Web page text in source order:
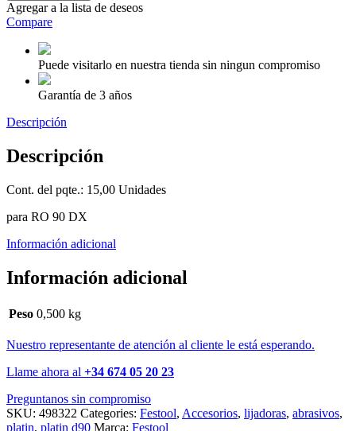
Agregar a la lista de deseos
Compare
Puede visitarlo en nuestra tienda sin ningun compromiso
Garantía de 3 años
Descripción
Descripción
Cont. del pqte.: 15,00 Unidades
para RO 90 DX
Información adicional
Información adicional
Peso 0,500 kg
Nuestro representante de atención al cliente le está esperando.
Llame ahora al +34 674 05 20 23
Preguntanos sin compromiso
SKU: 498322 Categories: Festool, Accesorios, lijadoras, abrasivos,
platin, platin d90 Marca: Festool